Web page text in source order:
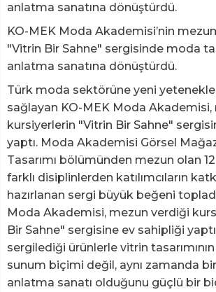
anlatma sanatına dönüştürdü.
KO-MEK Moda Akademisi’nin
"Vitrin Bir Sahne" sergisinde moda
anlatma sanatına dönüştürdü.
Türk moda sektörüne yeni
sağlayan KO-MEK Moda
kursiyerlerin "Vitrin Bir Sahne"
yaptı. Moda Akademisi Görsel
Tasarımı bölümünden mezun olan
farklı disiplinlerden katılımcıların
hazırlanan sergi büyük beğeni
Moda Akademisi, mezun verdiği
Bir Sahne" sergisine ev sahipliği
sergilediği ürünlerle vitrin
sunum biçimi değil, aynı zamanda
anlatma sanatı olduğunu güçlü bir